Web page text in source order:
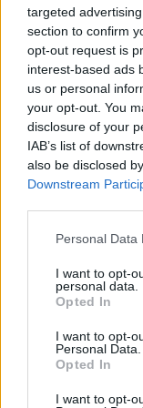
targeted
section to confirm
opt-out request is
interest-based ads
us or personal
your opt-out. You
disclosure of your
IAB’s list of
also be disclosed
Downstream
Please note that
not limited to your
grant or deny
use your data for
consent section.
Personal Data
I want to opt-
personal data.
Opted In
I want to opt-
Personal Data.
Opted In
I want to opt-
Sono stati gli
Nettuno, allertati
Questura, ad
bloccarla proprio
velocità.
Arrivati, poi, sul
hanno trovato la
ancora
stato subito
in 30 giorni. Il
alla mamma della
I successivi
accertare che il
un furto